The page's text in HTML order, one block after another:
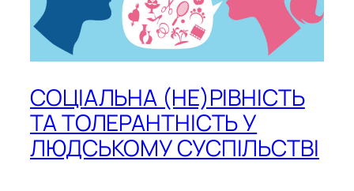
СОЦІАЛЬНА (НЕ)РІВНІСТЬ
ТА ТОЛЕРАНТНІСТЬ У
ЛЮДСЬКОМУ СУСПІЛЬСТВІ